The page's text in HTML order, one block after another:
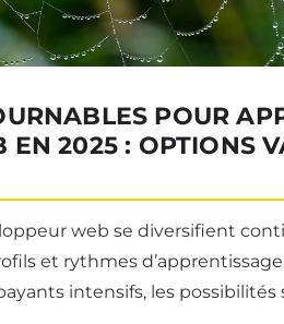
POUR
2025 : OPTIONS
web se diversifient
et rythmes
intensifs, les